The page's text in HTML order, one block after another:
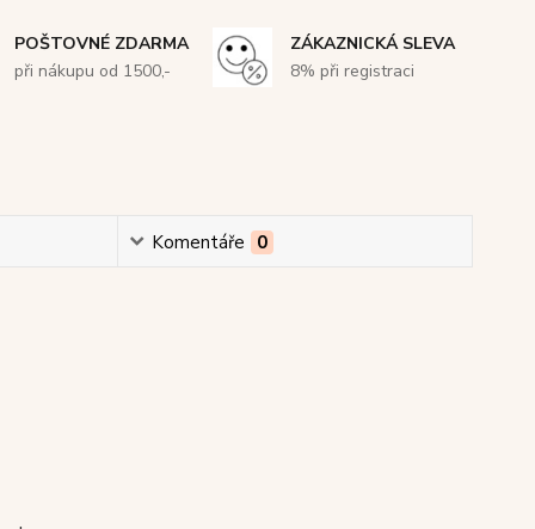
POŠTOVNÉ ZDARMA
při nákupu od 1500,-
ZÁKAZNICKÁ SLEVA
8% při registraci
Komentáře 0